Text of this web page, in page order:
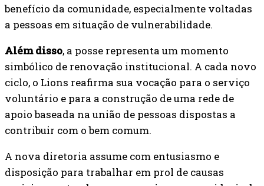
benefício da comunidade, especialmente voltadas
a pessoas em situação de vulnerabilidade.
Além disso, a posse representa um momento
simbólico de renovação institucional. A cada novo
ciclo, o Lions reafirma sua vocação para o serviço
voluntário e para a construção de uma rede de
apoio baseada na união de pessoas dispostas a
contribuir com o bem comum.
A nova diretoria assume com entusiasmo e
disposição para trabalhar em prol de causas